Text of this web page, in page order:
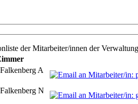
der Mitarbeiter/innen der Verwaltung
A
N